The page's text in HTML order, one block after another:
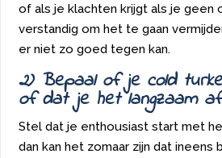
of als je klachten krijgt als je geen
verstandig om het te gaan
er niet zo goed tegen kan.
2) Bepaal of je cold
of dat je het langzaam
Stel dat je enthousiast start met
dan kan het zomaar zijn dat ineens